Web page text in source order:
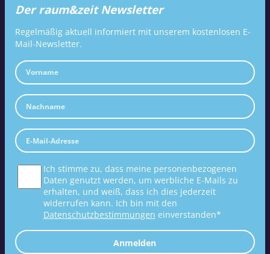
Der raum&zeit Newsletter
Regelmäßig aktuell informiert mit unserem kostenlosen E-
Mail-Newsletter.
Ich stimme zu, dass meine personenbezogenen
Daten genutzt werden, um werbliche E-Mails zu
erhalten, und weiß, dass ich dies jederzeit
widerrufen kann. Ich bin mit den
Datenschutzbestimmungen einverstanden*
Anmelden